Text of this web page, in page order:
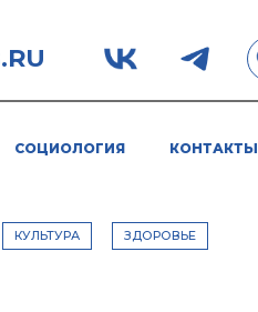
СОЦИОЛОГИЯ КОНТАКТЫ
КУЛЬТУРА ЗДОРОВЬЕ